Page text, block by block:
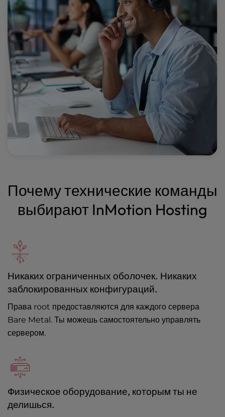
Почему технические команды
выбирают InMotion Hosting
Никаких ограниченных оболочек. Никаких
заблокированных конфигураций.
Права root предоставляются для каждого сервера
Bare Metal. Ты можешь самостоятельно управлять
сервером.
Физическое оборудование, которым ты не
делишься.